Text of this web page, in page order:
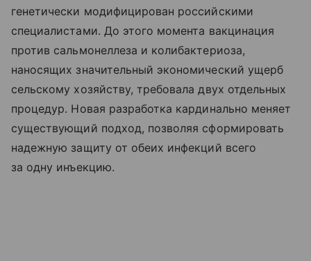
генетически модифицирован российскими
специалистами. До этого момента вакцинация
против сальмонеллеза и колибактериоза,
наносящих значительный экономический ущерб
сельскому хозяйству, требовала двух отдельных
процедур. Новая разработка кардинально меняет
существующий подход, позволяя сформировать
надежную защиту от обеих инфекций всего
за одну инъекцию.